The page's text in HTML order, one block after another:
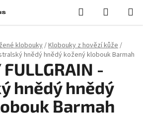
není potřeba: ```html Hledat
KOŠÍK
klobouky/Klobouky z hovězí kůže/
hnědý hnědý kožený klobouk Barmah
FULLGRAIN -
hnědý hnědý
Barmah